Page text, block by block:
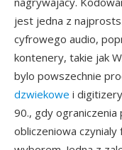
jest jedna z
cyfrowego audio,
kontenery, takie jak
bylo powszechnie
dzwiekowe i
90., gdy
obliczeniowa